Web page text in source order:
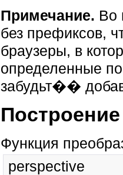
Примечание. Во
без префиксов,
браузеры, в
определенные
забудьт��
Функция
perspective